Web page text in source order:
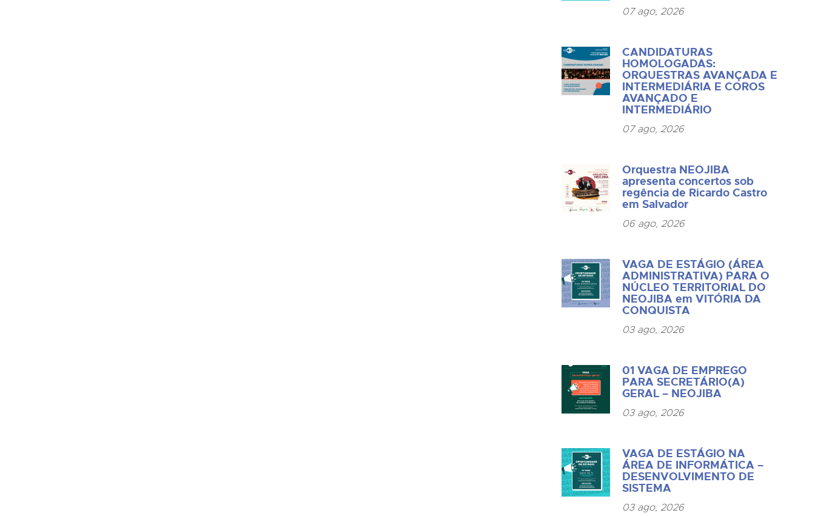
07 ago, 2026
CANDIDATURAS
HOMOLOGADAS:
ORQUESTRAS AVANÇADA E
INTERMEDIÁRIA E COROS
AVANÇADO E
INTERMEDIÁRIO
07 ago, 2026
Orquestra NEOJIBA
apresenta concertos sob
regência de Ricardo Castro
em Salvador
06 ago, 2026
VAGA DE ESTÁGIO (ÁREA
ADMINISTRATIVA) PARA O
NÚCLEO TERRITORIAL DO
NEOJIBA em VITÓRIA DA
CONQUISTA
03 ago, 2026
01 VAGA DE EMPREGO
PARA SECRETÁRIO(A)
GERAL – NEOJIBA
03 ago, 2026
VAGA DE ESTÁGIO NA
ÁREA DE INFORMÁTICA –
DESENVOLVIMENTO DE
SISTEMA
03 ago, 2026